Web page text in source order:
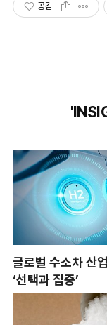
공감
글로벌 수소차 산
‘선택과 집중’